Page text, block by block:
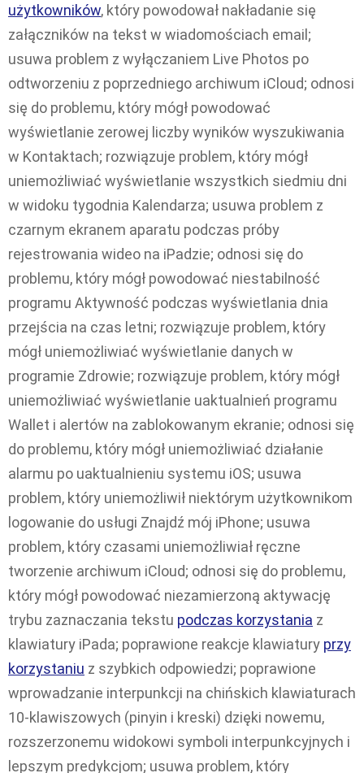
użytkowników, który powodował nakładanie się
załączników na tekst w wiadomościach email;
usuwa problem z wyłączaniem Live Photos po
odtworzeniu z poprzedniego archiwum iCloud; odnosi
się do problemu, który mógł powodować
wyświetlanie zerowej liczby wyników wyszukiwania
w Kontaktach; rozwiązuje problem, który mógł
uniemożliwiać wyświetlanie wszystkich siedmiu dni
w widoku tygodnia Kalendarza; usuwa problem z
czarnym ekranem aparatu podczas próby
rejestrowania wideo na iPadzie; odnosi się do
problemu, który mógł powodować niestabilność
programu Aktywność podczas wyświetlania dnia
przejścia na czas letni; rozwiązuje problem, który
mógł uniemożliwiać wyświetlanie danych w
programie Zdrowie; rozwiązuje problem, który mógł
uniemożliwiać wyświetlanie uaktualnień programu
Wallet i alertów na zablokowanym ekranie; odnosi się
do problemu, który mógł uniemożliwiać działanie
alarmu po uaktualnieniu systemu iOS; usuwa
problem, który uniemożliwił niektórym użytkownikom
logowanie do usługi Znajdź mój iPhone; usuwa
problem, który czasami uniemożliwiał ręczne
tworzenie archiwum iCloud; odnosi się do problemu,
który mógł powodować niezamierzoną aktywację
trybu zaznaczania tekstu podczas korzystania z
klawiatury iPada; poprawione reakcje klawiatury przy
korzystaniu z szybkich odpowiedzi; poprawione
wprowadzanie interpunkcji na chińskich klawiaturach
10-klawiszowych (pinyin i kreski) dzięki nowemu,
rozszerzonemu widokowi symboli interpunkcyjnych i
lepszym predykcjom; usuwa problem, który